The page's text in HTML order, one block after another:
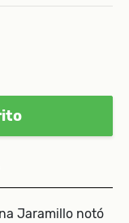
Jaramillo notó